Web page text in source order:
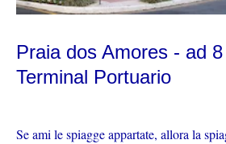
Praia dos Amores - ad
Terminal Portuario
Se ami le spiagge appartate, allora la